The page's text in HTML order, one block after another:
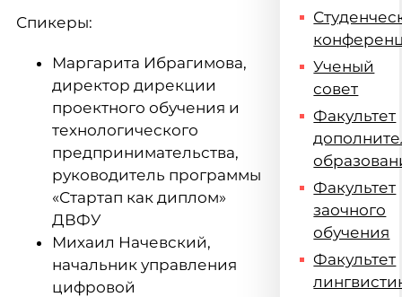
Спикеры:
Маргарита Ибрагимова,
директор дирекции
проектного обучения и
технологического
предпринимательства,
руководитель программы
«Стартап как диплом»
ДВФУ
Михаил Начевский,
начальник управления
цифровой
Ученый
совет
Факультет
Факультет
заочного
обучения
Факультет